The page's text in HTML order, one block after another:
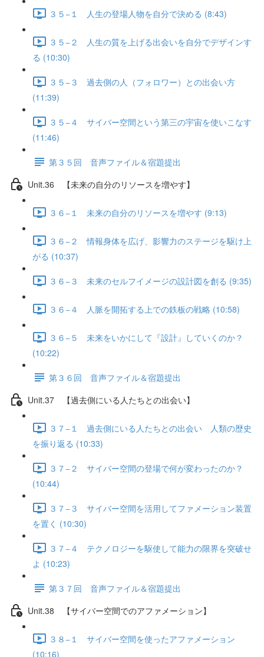
３５−１ 人生の登場人物を自分で決める (8:43)
３５−２ 人生の質を上げる出会いを自分でデザインす
る (10:30)
３５−３ 過去側の人（フォロワー）との出会い方
(11:39)
３５−４ サイバー空間という第三の宇宙を使いこなす
(11:46)
第３５回 音声ファイル＆宿題提出
Unit.36 【未来の自分のリソースを増やす】
３６−１ 未来の自分のリソースを増やす (9:13)
３６−２ 情報身体を広げ、影響力のステージを駆け上
がる (10:37)
３６−３ 未来のセルフイメージの設計図を創る (9:35)
３６−４ 人脈を開拓する上での鉄板の戦略 (10:58)
３６−５ 未来をいかにして『設計』していくのか？
(10:22)
第３６回 音声ファイル＆宿題提出
Unit.37 【過去側にいる人たちとの出会い】
３７−１ 過去側にいる人たちとの出会い 人類の歴史
を振り返る (10:33)
３７−２ サイバー空間の登場で何が変わったのか？
(10:44)
３７−３ サイバー空間を活用してファメーション装置
を置く (10:30)
３７−４ テクノロジーを駆使して能力の限界を突破せ
よ (10:23)
第３７回 音声ファイル＆宿題提出
Unit.38 【サイバー空間でのアファメーション】
３８−１ サイバー空間を使ったアファメーション
(10:16)